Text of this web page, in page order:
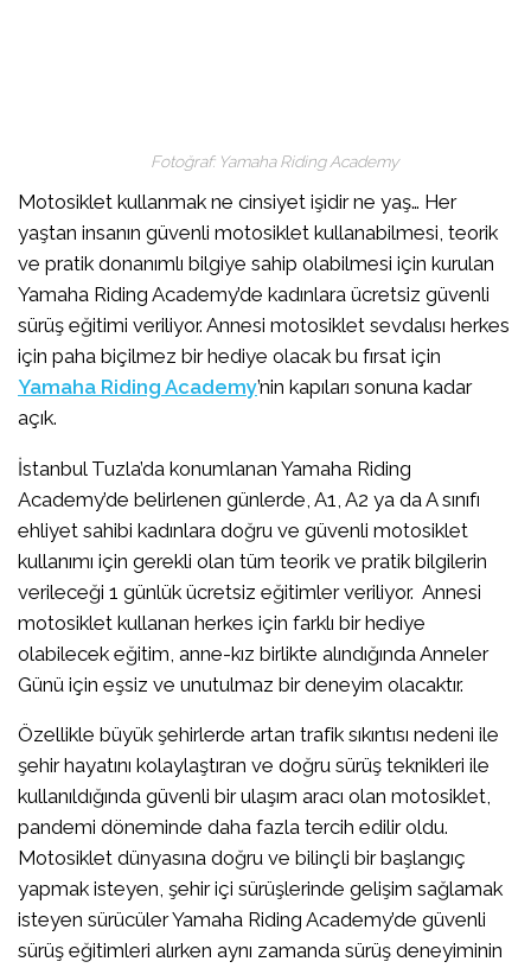
Fotoğraf: Yamaha Riding Academy
Motosiklet kullanmak ne cinsiyet işidir ne yaş… Her
yaştan insanın güvenli motosiklet kullanabilmesi, teorik
ve pratik donanımlı bilgiye sahip olabilmesi için kurulan
Yamaha Riding Academy’de kadınlara ücretsiz güvenli
sürüş eğitimi veriliyor. Annesi motosiklet sevdalısı herkes
için paha biçilmez bir hediye olacak bu fırsat için
Yamaha Riding Academy’nin kapıları sonuna kadar
açık.
İstanbul Tuzla’da konumlanan Yamaha Riding
Academy’de belirlenen günlerde, A1, A2 ya da A sınıfı
ehliyet sahibi kadınlara doğru ve güvenli motosiklet
kullanımı için gerekli olan tüm teorik ve pratik bilgilerin
verileceği 1 günlük ücretsiz eğitimler veriliyor. Annesi
motosiklet kullanan herkes için farklı bir hediye
olabilecek eğitim, anne-kız birlikte alındığında Anneler
Günü için eşsiz ve unutulmaz bir deneyim olacaktır.
Özellikle büyük şehirlerde artan trafik sıkıntısı nedeni ile
şehir hayatını kolaylaştıran ve doğru sürüş teknikleri ile
kullanıldığında güvenli bir ulaşım aracı olan motosiklet,
pandemi döneminde daha fazla tercih edilir oldu.
Motosiklet dünyasına doğru ve bilinçli bir başlangıç
yapmak isteyen, şehir içi sürüşlerinde gelişim sağlamak
isteyen sürücüler Yamaha Riding Academy’de güvenli
sürüş eğitimleri alırken aynı zamanda sürüş deneyiminin